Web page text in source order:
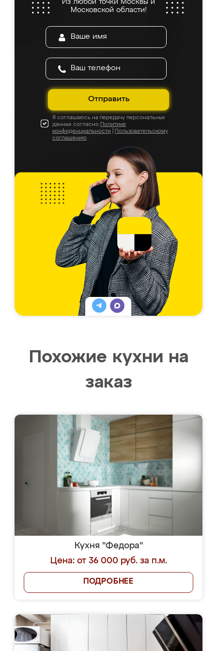
Из любой точки Москвы и
Московской области!
Отправить
Я соглашаюсь на передачу персональных
данных согласно Политике
конфиденциальности
Пользовательскому
соглашению
Похожие кухни на
заказ
Кухня "Федора"
Цена: от 36 000 руб. за п.м.
ПОДРОБНЕЕ